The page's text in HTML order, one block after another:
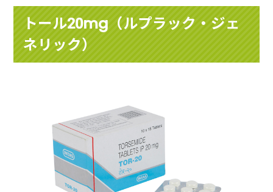
トール20mg（ルプラック・ジェ
ネリック）